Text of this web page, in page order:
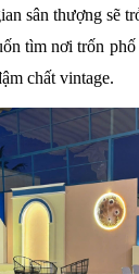
sân thượng sẽ
tìm nơi trốn
chất vintage.